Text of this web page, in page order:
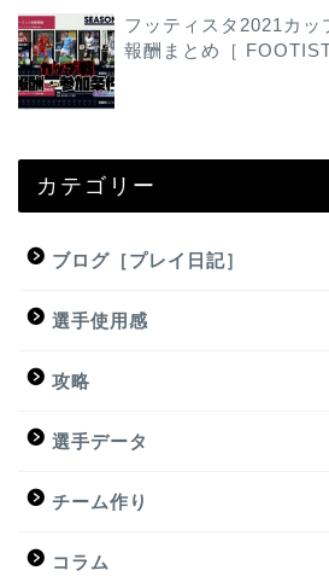
フッティスタ2021カッ
報酬まとめ［
カテゴリー
ブログ［プレイ日記］
選手使用感
攻略
選手データ
チーム作り
コラム